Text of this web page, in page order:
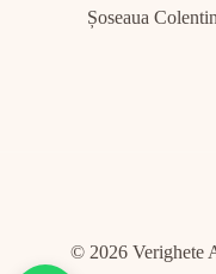
Șoseaua
© 2026 Verighete